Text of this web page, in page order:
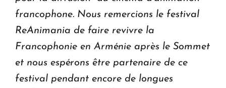
francophone. Nous remercions le festival
ReAnimania de faire revivre la
Francophonie en Arménie après le Sommet
et nous espérons être partenaire de ce
festival pendant encore de longues